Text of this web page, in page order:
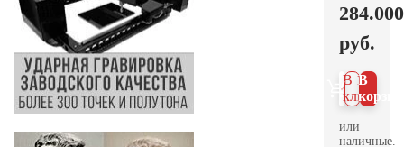
284.000
руб.
В
В 1
клик
или
наличные.